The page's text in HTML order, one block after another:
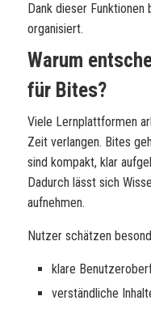
Dank dieser Funktionen
organisiert.
Warum
für Bites?
Viele Lernplattformen
Zeit verlangen. Bites
sind kompakt, klar
Dadurch lässt sich
aufnehmen.
Nutzer schätzen
klare
verständliche